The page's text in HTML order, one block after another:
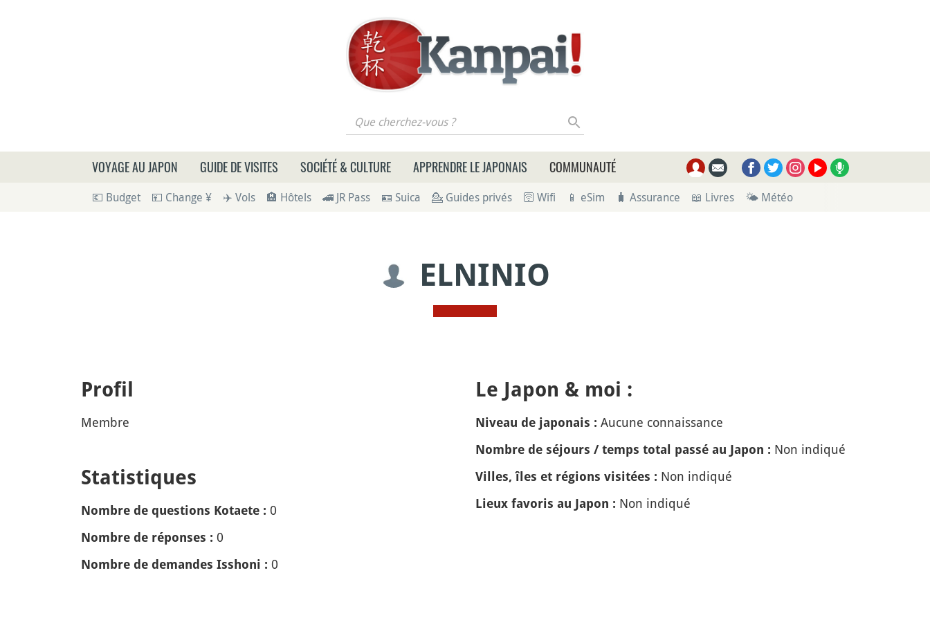
Que cherchez-vous ?
VOYAGE AU JAPON GUIDE DE VISITES SOCIÉTÉ & CULTURE APPRENDRE LE JAPONAIS COMMUNAUTÉ
💶 Budget 💴 Change ¥ ✈️ Vols 🏨 Hôtels 🚄 JR Pass 🪪 Suica 💁 Guides privés 🛜 Wifi 📱 eSim 🧳 Assurance 📖 Livres 🌤 Météo
ELNINIO
Profil
Membre
Statistiques
Nombre de questions Kotaete : 0
Nombre de réponses : 0
Nombre de demandes Isshoni : 0
Le Japon & moi :
Niveau de japonais : Aucune connaissance
Nombre de séjours / temps total passé au Japon : Non indiqué
Villes, îles et régions visitées : Non indiqué
Lieux favoris au Japon : Non indiqué